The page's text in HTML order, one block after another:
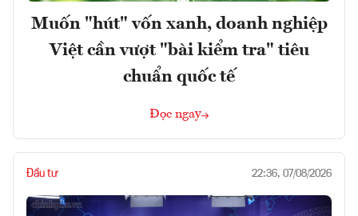
Muốn "hút" vốn xanh, doanh nghiệp
Việt cần vượt "bài kiểm tra" tiêu
chuẩn quốc tế
Đọc ngay
Đầu tư 22:36, 07/08/2026